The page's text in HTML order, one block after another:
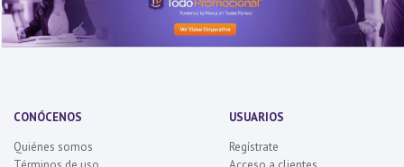
CONÓCENOS
Quiénes somos
USUARIOS
Regístrate